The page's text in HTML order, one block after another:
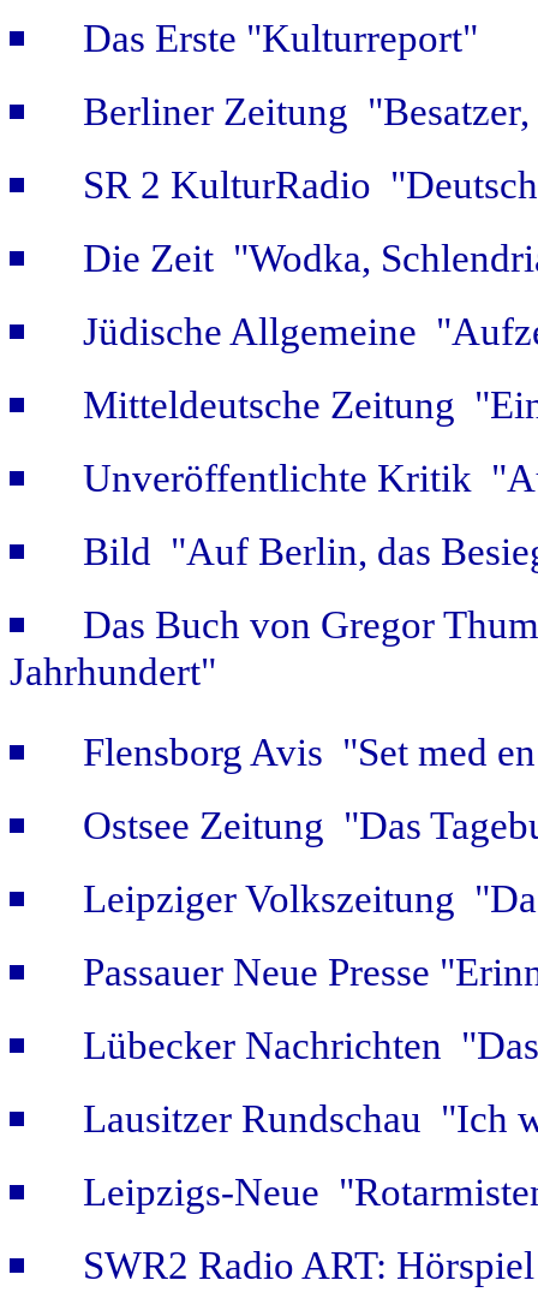
Das Erste "Kulturreport"
Berliner Zeitung
SR 2 KulturRadio
Die Zeit "Wodka,
Jüdische Allgemeine
Mitteldeutsche Zeitung
Unveröffentlichte Kritik
Bild "Auf Berlin, das
Das Buch von Gregor
Jahrhundert"
Flensborg Avis "Set med
Ostsee Zeitung "Das
Leipziger Volkszeitung
Passauer Neue Presse
Lübecker Nachrichten
Lausitzer Rundschau "Ich
Leipzigs-Neue
SWR2 Radio ART: Hörspiel